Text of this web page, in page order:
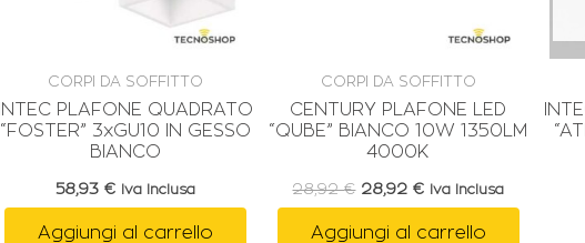
CORPI DA SOFFITTO
INTEC PLAFONE QUADRATO
“FOSTER” 3xGU10 IN GESSO
BIANCO
58,93 € Iva Inclusa
Aggiungi al carrello
CORPI DA SOFFITTO
CENTURY PLAFONE LED
“QUBE” BIANCO 10W 1350LM
4000K
28,92€ 28,92€ Iva Inclusa
Aggiungi al carrello